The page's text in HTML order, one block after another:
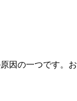
因の一つです。お